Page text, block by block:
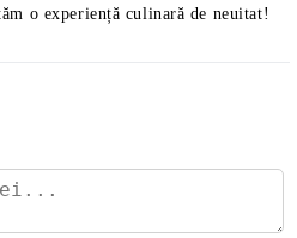
o experiență culinară de neuitat!